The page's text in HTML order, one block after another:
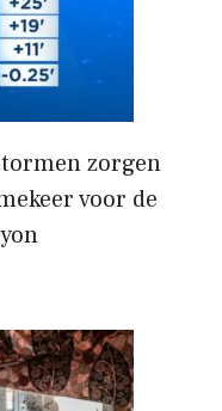
zorgen
voor de